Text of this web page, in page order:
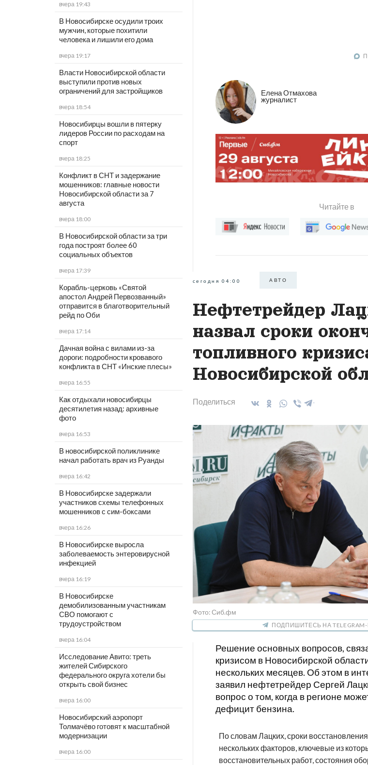
вчера 19:43
В Новосибирске осудили троих
мужчин, которые похитили
человека и лишили его дома
вчера 19:17
Власти Новосибирской области
выступили против новых
ограничений для застройщиков
вчера 18:54
Новосибирцы вошли в пятерку
лидеров России по расходам на
спорт
вчера 18:25
Конфликт в СНТ и задержание
мошенников: главные новости
Новосибирской области за 7
августа
вчера 18:00
В Новосибирской области за три
года построят более 60
социальных объектов
вчера 17:39
Корабль-церковь «Святой
апостол Андрей Первозванный»
отправится в благотворительный
рейд по Оби
вчера 17:14
Дачная война с вилами из-за
дороги: подробности кровавого
конфликта в СНТ «Инские плесы»
вчера 16:55
Как отдыхали новосибирцы
десятилетия назад: архивные
фото
вчера 16:53
В новосибирской поликлинике
начал работать врач из Руанды
вчера 16:42
В Новосибирске задержали
участников схемы телефонных
мошенников с сим-боксами
вчера 16:26
В Новосибирске выросла
заболеваемость энтеровирусной
инфекцией
вчера 16:19
В Новосибирске
демобилизованным участникам
СВО помогают с
трудоустройством
вчера 16:04
Исследование Авито: треть
жителей Сибирского
федерального округа хотели бы
открыть свой бизнес
вчера 16:00
Новосибирский аэропорт
Толмачёво готовят к масштабной
модернизации
вчера 16:00
Елена Отмахова
журналист
Читайте в
сегодня 04:00 АВТО
Нефтетрейдер
назвал сроки
топливного
Новосибирской
Поделиться
Фото: Сиб.фм
ПОДПИШИТЕСЬ НА
Решение основных вопросов,
кризисом в Новосибирской
нескольких месяцев. Об этом в
заявил нефтетрейдер Сергей
вопрос о том, когда в регионе
дефицит бензина.
По словам Лацких, сроки восстановления
нескольких факторов, ключевые из
восстановительных работ, состояния